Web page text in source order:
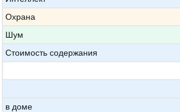
Охрана
Шум
Стоимость содержания
в доме